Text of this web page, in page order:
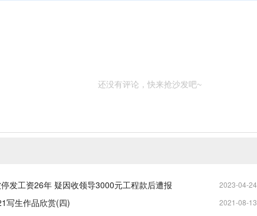
还没有评论，快来抢沙发吧~
发工资26年 疑因收领导3000元工程款后遭报
2023-04-24
11:25:04
写生作品欣赏(四)
2021-08-13